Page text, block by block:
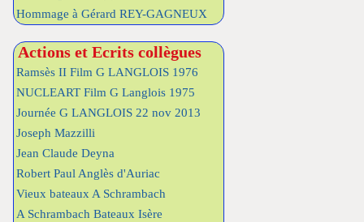
Hommage à Gérard REY-GAGNEUX
Actions et Ecrits collègues
Ramsès II Film G LANGLOIS 1976
NUCLEART Film G Langlois 1975
Journée G LANGLOIS 22 nov 2013
Joseph Mazzilli
Jean Claude Deyna
Robert Paul Anglès d'Auriac
Vieux bateaux A Schrambach
A Schrambach Bateaux Isère